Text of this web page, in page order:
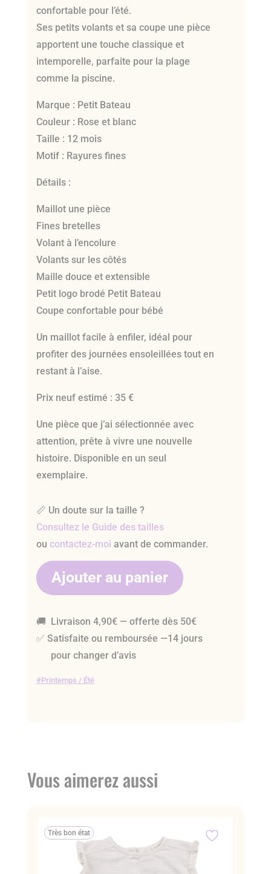
confortable pour l’été.
Ses petits volants et sa coupe une pièce
apportent une touche classique et
intemporelle, parfaite pour la plage
comme la piscine.
Marque : Petit Bateau
Couleur : Rose et blanc
Taille : 12 mois
Motif : Rayures fines
Détails :
Maillot une pièce
Fines bretelles
Volant à l’encolure
Volants sur les côtés
Maille douce et extensible
Petit logo brodé Petit Bateau
Coupe confortable pour bébé
Un maillot facile à enfiler, idéal pour
profiter des journées ensoleillées tout en
restant à l’aise.
Prix neuf estimé : 35 €
Une pièce que j’ai sélectionnée avec
attention, prête à vivre une nouvelle
histoire. Disponible en un seul
exemplaire.
📏 Un doute sur la taille ?
Consultez le Guide des tailles
ou contactez-moi avant de commander.
Ajouter au panier
🚚 Livraison 4,90€ — offerte dès 50€
✅ Satisfaite ou remboursée —14 jours
pour changer d’avis
Printemps / Été
Vous aimerez aussi
Très bon état